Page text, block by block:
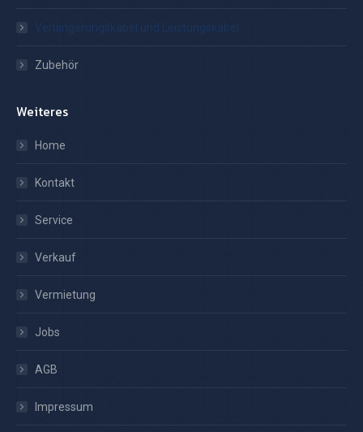
Verlängerungskabel und Leistungskabel
Zubehör
Weiteres
Home
Kontakt
Service
Verkauf
Vermietung
Jobs
AGB
Impressum